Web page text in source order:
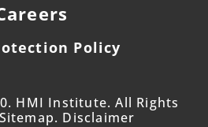
Policy
HMI Institute. All Rights
Disclaimer